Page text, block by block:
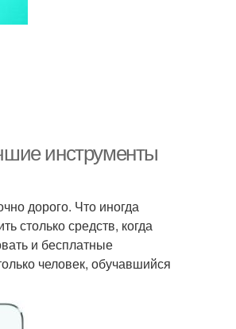
инструменты
дорого. Что иногда
столько средств, когда
и бесплатные
человек, обучавшийся